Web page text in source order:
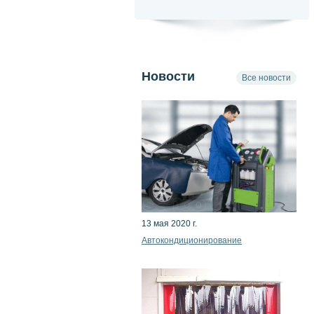
Новости Все новости
13 мая 2020 г.
Автокондиционирование